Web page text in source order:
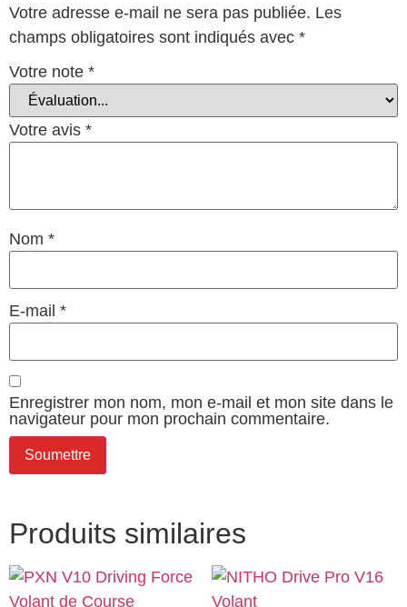
Votre adresse e-mail ne sera pas publiée. Les
champs obligatoires sont indiqués avec *
Votre note *
Votre avis *
Nom *
E-mail *
Enregistrer mon nom, mon e-mail et mon site dans le
navigateur pour mon prochain commentaire.
Produits similaires